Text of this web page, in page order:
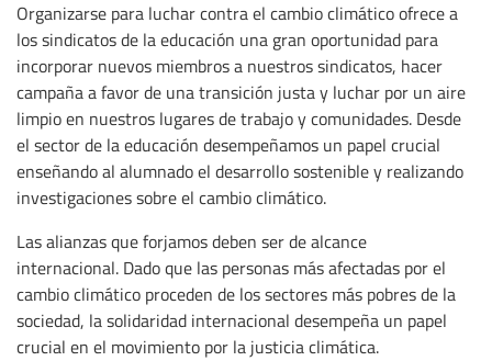
Organizarse para luchar contra el cambio climático ofrece a
los sindicatos de la educación una gran oportunidad para
incorporar nuevos miembros a nuestros sindicatos, hacer
campaña a favor de una transición justa y luchar por un aire
limpio en nuestros lugares de trabajo y comunidades. Desde
el sector de la educación desempeñamos un papel crucial
enseñando al alumnado el desarrollo sostenible y realizando
investigaciones sobre el cambio climático.
Las alianzas que forjamos deben ser de alcance
internacional. Dado que las personas más afectadas por el
cambio climático proceden de los sectores más pobres de la
sociedad, la solidaridad internacional desempeña un papel
crucial en el movimiento por la justicia climática.